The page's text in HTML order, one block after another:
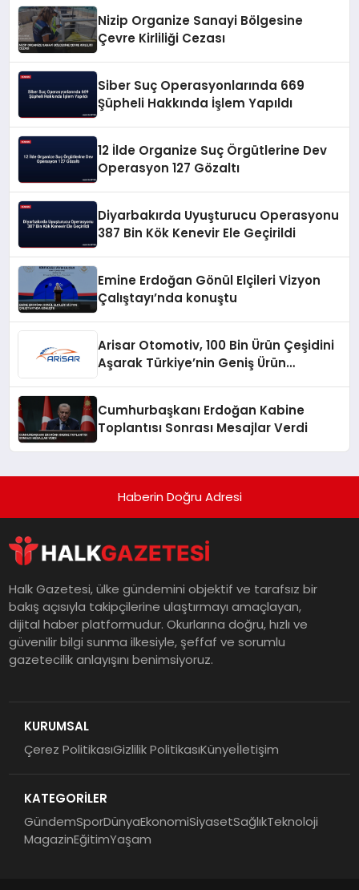
Nizip Organize Sanayi Bölgesine
Çevre Kirliliği Cezası
Siber Suç Operasyonlarında 669
Şüpheli Hakkında İşlem Yapıldı
12 İlde Organize Suç Örgütlerine Dev
Operasyon 127 Gözaltı
Diyarbakırda Uyuşturucu Operasyonu
387 Bin Kök Kenevir Ele Geçirildi
Emine Erdoğan Gönül Elçileri Vizyon
Çalıştayı’nda konuştu
Arisar Otomotiv, 100 Bin Ürün Çeşidini
Aşarak Türkiye’nin Geniş Ürün
Cumhurbaşkanı Erdoğan Kabine
Toplantısı Sonrası Mesajlar Verdi
Haberin Doğru Adresi
Halk Gazetesi, ülke gündemini objektif ve tarafsız bir
bakış açısıyla takipçilerine ulaştırmayı amaçlayan,
dijital haber platformudur. Okurlarına doğru, hızlı ve
güvenilir bilgi sunma ilkesiyle, şeffaf ve sorumlu
gazetecilik anlayışını benimsiyoruz.
KURUMSAL
Çerez PolitikasıGizlilik PolitikasıKünyeİletişim
KATEGORİLER
GündemSporDünyaEkonomiSiyasetSağlıkTeknoloji
MagazinEğitimYaşam